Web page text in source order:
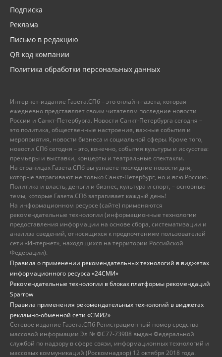
Подписка
Реклама
Письмо в редакцию
QR код компании
Политика обработки персональных данных
Интернет-издание Газета.СПб – это онлайн-газета, которая
ежедневно представляет своим читателям последние новости
России и Санкт-Петербурга. Новости Санкт-Петербурга сегодня –
это политика, общественные настроения, важные события и
мероприятия, новости бизнеса и социальной сферы. Кроме того,
новости СПб сегодня – это, конечно, события культуры и искусства:
премьеры и выставки, концерты и театральные спектакли.
На страницах Газета.СПб вы узнаете последние новости дня,
которые затрагивают не только Санкт-Петербург, но и всю Россию.
Политика и власть, деньги и бизнес, культура и спорт, – основные
темы, которые Газета.СПб затрагивает каждый день!
На информационном ресурсе (сайте) применяются
рекомендательные технологии (информационные технологии
предоставления информации на основе сбора, систематизации и
анализа сведений, относящихся к предпочтениям пользователей
сети «Интернет», находящихся на территории Российской
Федерации).
Правила о применении рекомендательных технологий в виджетах
информационного ресурса «24СМИ»
Рекомендательные технологии в блоках платформы рекомендаций
Sparrow
Правила применения рекомендательных технологий в виджетах
рекламно-обменной сети «СМИ2»
Сетевое издание Газета.СПб Регистрационный номер средства
массовой информации Эл № ФС77-73908 выдан Федеральной
службой по надзору в сфере связи, информационных технологий и
массовых коммуникаций (Роскомнадзор) 12 октября 2018 года.